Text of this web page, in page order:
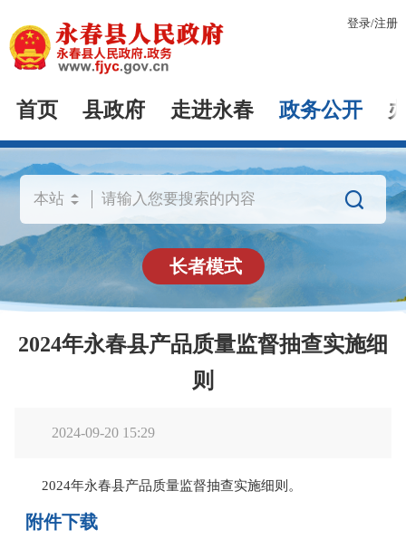
登录/注册
首页 县政府 走进永春 政务公开

长者模式
2024年永春县产品质量监督抽查实施细
则
2024-09-20 15:29
2024年永春县产品质量监督抽查实施细则。
附件下载